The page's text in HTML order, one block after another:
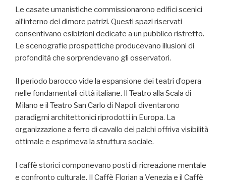
Le casate umanistiche commissionarono edifici scenici
all’interno dei dimore patrizi. Questi spazi riservati
consentivano esibizioni dedicate a un pubblico ristretto.
Le scenografie prospettiche producevano illusioni di
profondità che sorprendevano gli osservatori.
Il periodo barocco vide la espansione dei teatri d’opera
nelle fondamentali città italiane. Il Teatro alla Scala di
Milano e il Teatro San Carlo di Napoli diventarono
paradigmi architettonici riprodotti in Europa. La
organizzazione a ferro di cavallo dei palchi offriva visibilità
ottimale e esprimeva la struttura sociale.
I caffè storici componevano posti di ricreazione mentale
e confronto culturale. Il Caffè Florian a Venezia e il Caffè